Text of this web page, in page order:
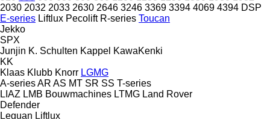
2030 2032 2033 2630 2646 3246 3369 3394 4069 4394 DSP
E-series Liftlux Pecolift R-series Toucan
Jekko
SPX
Junjin K. Schulten Kappel KawaKenki
KK
Klaas Klubb Knorr LGMG
A-seriesAR AS MT SR SS T-series
LIAZ LMB Bouwmachines LTMG Land Rover
Defender
Leguan Liftlux